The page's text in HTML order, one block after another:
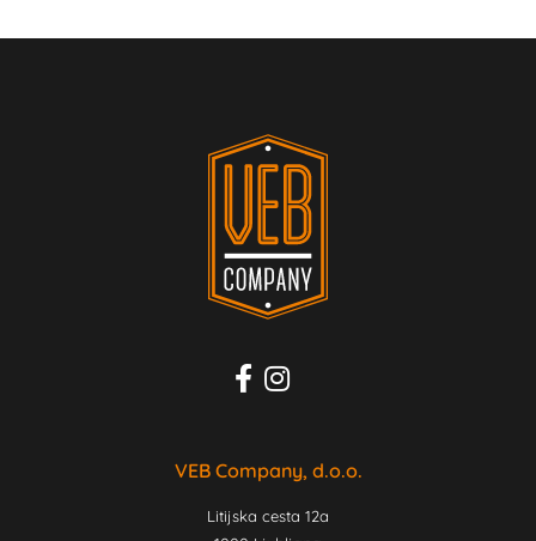
VEB Company, d.o.o.
Litijska cesta 12a